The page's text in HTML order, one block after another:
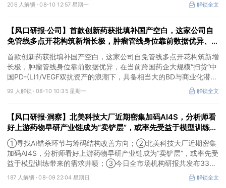
206 人解锁 ·08-10 12:57 星期一 解锁全文
【风口研报·公司】首款创新药获批填补国产空白，这家公司自
免管线多点开花构筑新增长极，肿瘤管线身位靠前数据优异、展
现BD与商业化潜力
首款创新药获批填补国产空白，这家公司自免管线多点开花构筑新增
长极，肿瘤管线身位靠前数据优异，在当前跨国药企大规模“扫货”中
国PD-(L)1/VEGF双抗资产的浪潮下，具备相当大的BD与商业化潜
力。
99 人解锁 · 08-10 10:35 星期一 解锁全文
【风口研报·洞察】北美科技大厂近期密集加码AI4S，分析师看
好上游药物早研产业链成为“卖铲层”，或率先受益于模型训练带
来的需求井喷；寻找AI错杀环节与筹码结构改善方向
①寻找AI错杀环节与筹码结构改善方向；②北美科技大厂近期密集
加码AI4S，分析师看好上游药物早研产业链成为“卖铲层”，或率先受
益于模型训练带来的需求井喷；③今日全市场机构研报共发布334
篇，九安医疗评级得到上调，28家公司获得首度覆盖，其中欧圣电
气、思瑞浦获新财富分析师深度覆盖；④在个股机构关注度排行
187 人解锁 ·08-09 22:04 星期日 解锁全文